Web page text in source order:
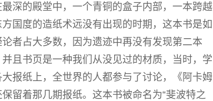
深的殿堂中，一个青铜的盒子内部，一本跨越
国度的造纸术远没有出现的时期，这本书是如
者占大多数，因为遗迹中再没有发现第二本
且书页是一种我们从没见过的材质，当时，学
报纸上，全世界的人都参与了讨论，《阿卡姆
留着那几期报纸。这本书被命名为“斐波特之